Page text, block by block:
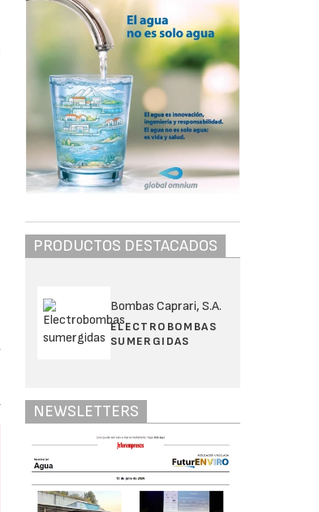
PRODUCTOS DESTACADOS
Bombas Caprari, S.A.
ELECTROBOMBAS
SUMERGIDAS
NEWSLETTERS